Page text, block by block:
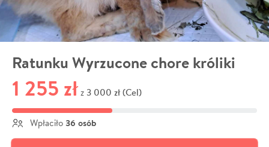
Ratunku Wyrzucone chore króliki
1 255 zł z 3 000 zł (Cel)
Wpłaciło 36 osób